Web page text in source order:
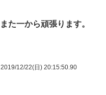
た一から頑張ります。
2019/12/22(日) 20:15:50.90